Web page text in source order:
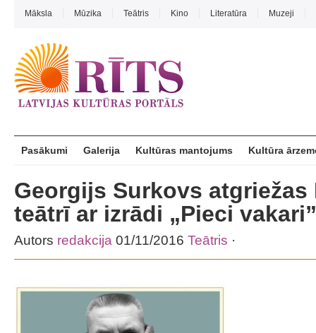
Māksla Mūzika Teātris Kino Literatūra Muzeji
Pasākumi Galerija Kultūras mantojums Kultūra
Georgijs Surkovs atgriežas
teātrī ar izrādi „Pieci vakari”
Autors redakcija 01/11/2016 Teātris ·